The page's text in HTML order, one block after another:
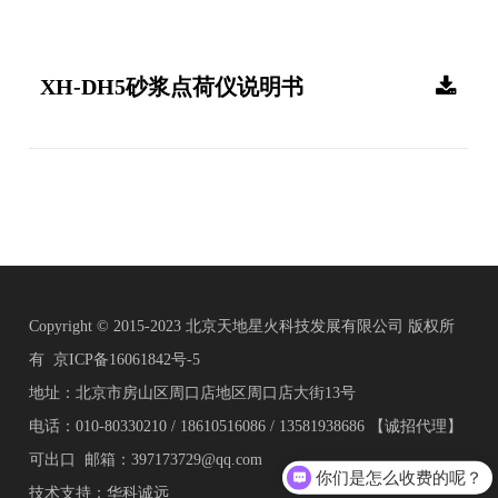
XH-DH5砂浆点荷仪说明书
Copyright © 2015-2023 北京天地星火科技发展有限公司 版权所
有京ICP备16061842号-5
地址：北京市房山区周口店地区周口店大街13号
电话：010-80330210 / 18610516086 / 13581938686 【诚招代理】
可出口 邮箱：397173729@qq.com
技术支持：华科诚远
你们是怎么收费的呢？